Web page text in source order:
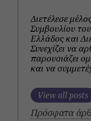
Διετέλεσε
Συμβουλίου
Ελλάδος και
Συνεχίζει να
παρουσιάζει
και να
View all posts
Πρόσφατα